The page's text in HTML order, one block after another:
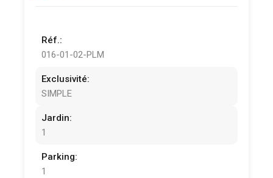
Réf.:
016-01-02-PLM
Exclusivité:
SIMPLE
Jardin:
1
Parking:
1